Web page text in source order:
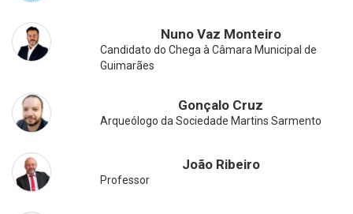
Nuno Vaz Monteiro
Candidato do Chega à Câmara Municipal de
Guimarães
Gonçalo Cruz
Arqueólogo da Sociedade Martins Sarmento
João Ribeiro
Professor